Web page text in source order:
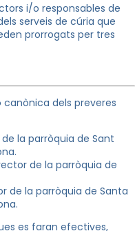
i/o responsables de
serveis de cúria que
prorrogats per tres
canònica dels preveres
la parròquia de Sant
de la parròquia de
de la parròquia de Santa
es faran efectives,